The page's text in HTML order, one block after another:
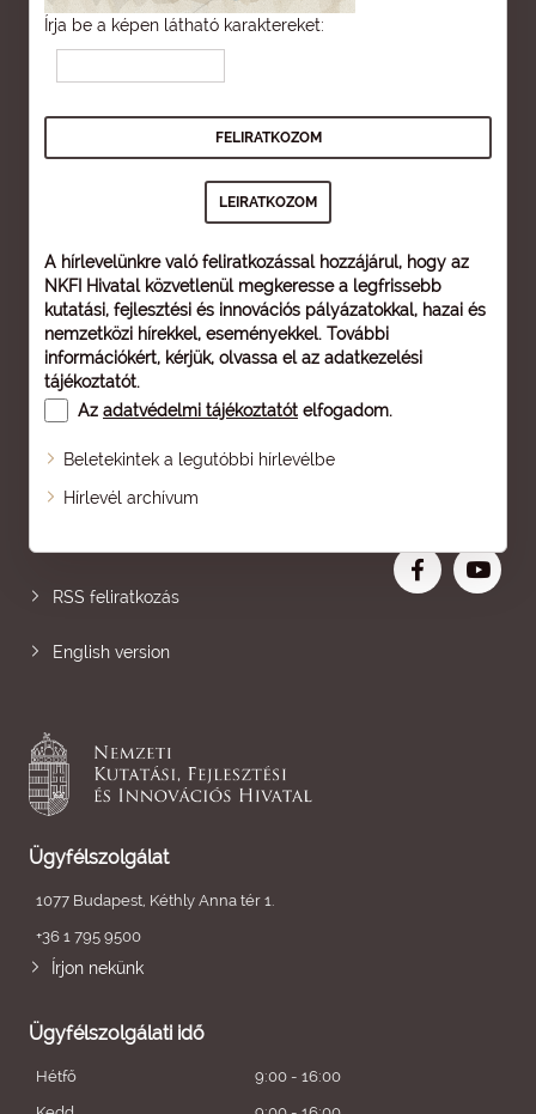
Írja be a képen látható karaktereket:
A hírlevelünkre való feliratkozással hozzájárul, hogy az
NKFI Hivatal közvetlenül megkeresse a legfrissebb
kutatási, fejlesztési és innovációs pályázatokkal, hazai és
nemzetközi hírekkel, eseményekkel. További
információkért, kérjük, olvassa el az adatkezelési
tájékoztatót.
Az adatvédelmi tájékoztatót elfogadom.
Beletekintek a legutóbbi hírlevélbe
Hírlevél archívum
Oldaltérkép
RSS feliratkozás
English version
Ügyfélszolgálat
1077 Budapest, Kéthly Anna tér 1.
+36 1 795 9500
Írjon nekünk
Ügyfélszolgálati idő
Hétfő
9:00 - 16:00